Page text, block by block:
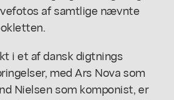
af samtlige nævnte
i et af dansk digtnings
med Ars Nova som
Nielsen som komponist, er